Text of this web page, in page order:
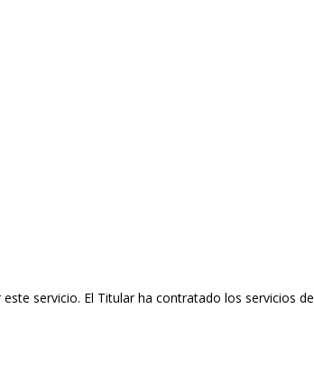
servicio. El Titular ha contratado los servicios de